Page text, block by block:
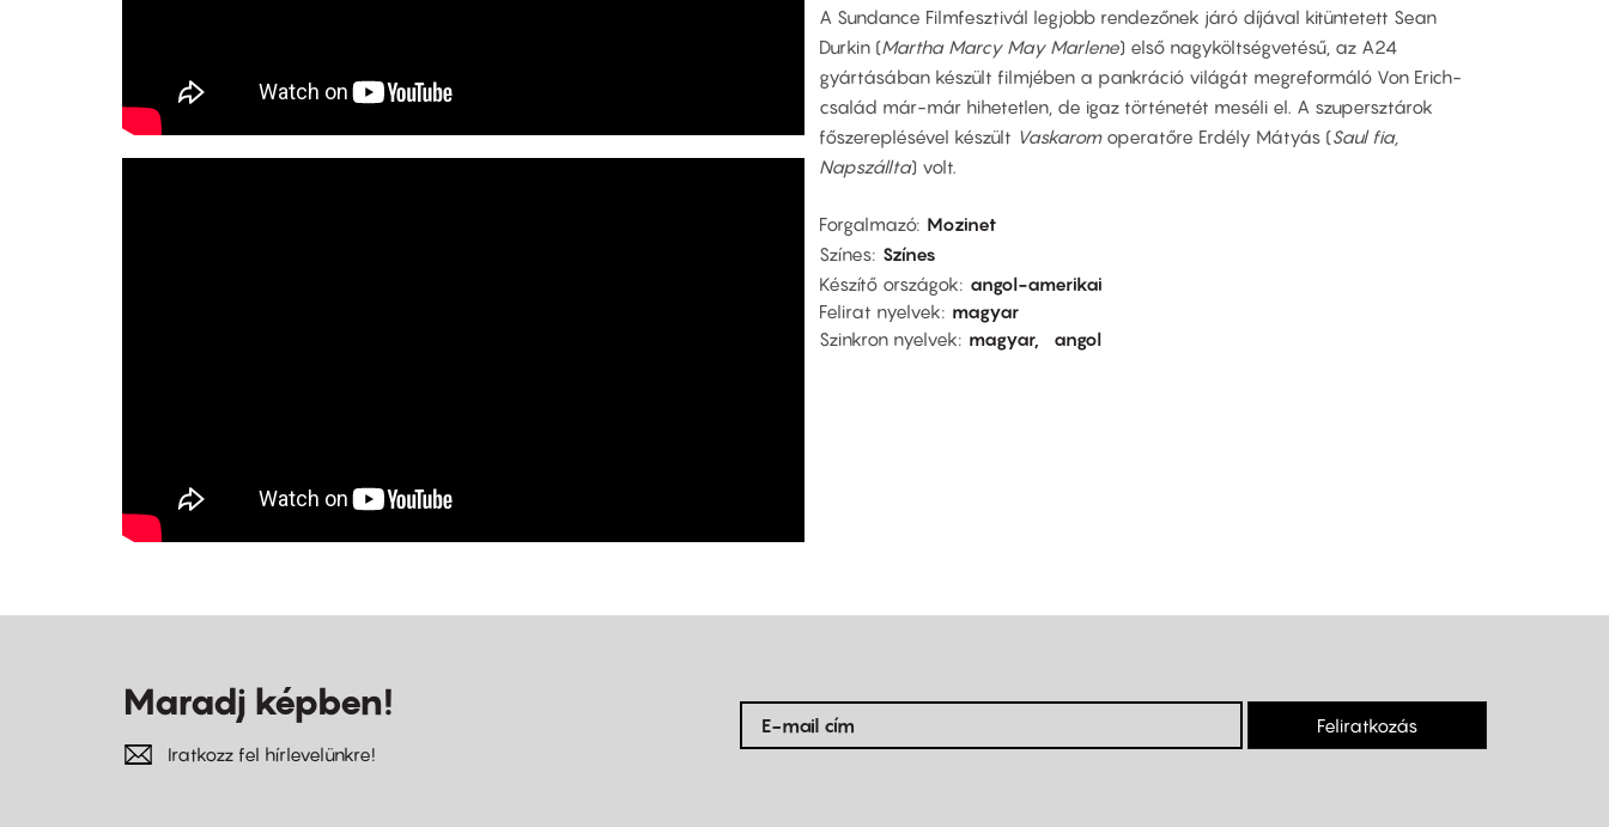
A Sundance Filmfesztivál legjobb rendezőnek járó díjával kitüntetett Sean
Durkin (Martha Marcy May Marlene) első nagyköltségvetésű, az A24
gyártásában készült filmjében a pankráció világát megreformáló Von Erich-
család már-már hihetetlen, de igaz történetét meséli el. A szupersztárok
főszereplésével készült Vaskaromoperatőre Erdély Mátyás (Saul fia,
Napszállta) volt.
Forgalmazó Mozinet
Színes Színes
Készítő országok
angol-amerikai
Felirat nyelvek
magyar
Szinkron nyelvek
magyar angol
Maradj képben!
Iratkozz fel hírlevelünkre!
Feliratkozás